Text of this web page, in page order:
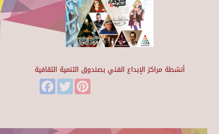
أنشطة مراكز الإبداع الفني بصندوق التنمية الثقافية
FacebookTwitter